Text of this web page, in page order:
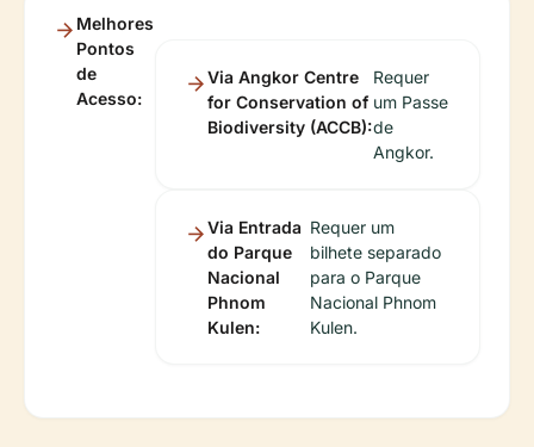
Melhores
Pontos
de
Acesso:
Via Angkor Centre
for Conservation of
Biodiversity (ACCB):
Requer
um Passe
de
Angkor.
Via Entrada
do Parque
Nacional
Phnom
Kulen:
Requer um
bilhete separado
para o Parque
Nacional Phnom
Kulen.